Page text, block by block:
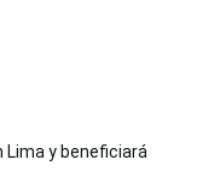
Lima y beneficiará